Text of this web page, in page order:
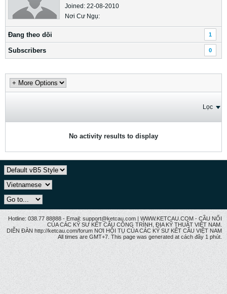
Joined: 22-08-2010
Nơi Cư Ngụ:
Ðang theo dõi 1
Subscribers 0
Lọc
No activity results to display
Hotline: 038.77 88888 - Email: support@ketcau.com | WWW.KETCAU.COM - CẦU NỐI
CỦA CÁC KỸ SƯ KẾT CẤU CÔNG TRÌNH, ĐỊA KỸ THUẬT VIỆT NAM.
DIỄN ĐÀN http://ketcau.com/forum NƠI HỘI TỤ CỦA CÁC KỸ SƯ KẾT CÂU VIỆT NAM
All times are GMT+7. This page was generated at cách đây 1 phút.